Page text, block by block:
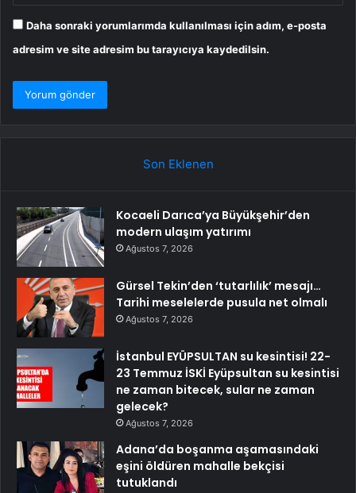
Daha sonraki yorumlarımda kullanılması için adım, e-posta
adresim ve site adresim bu tarayıcıya kaydedilsin.
Son Eklenen
Kocaeli Darıca’ya Büyükşehir’den
modern ulaşım yatırımı
Ağustos 7, 2026
Gürsel Tekin’den ‘tutarlılık’ mesajı…
Tarihi meselelerde pusula net olmalı
Ağustos 7, 2026
İstanbul EYÜPSULTAN su kesintisi! 22-
23 Temmuz İSKİ Eyüpsultan su kesintisi
ne zaman bitecek, sular ne zaman
gelecek?
Ağustos 7, 2026
Adana’da boşanma aşamasındaki
eşini öldüren mahalle bekçisi
tutuklandı